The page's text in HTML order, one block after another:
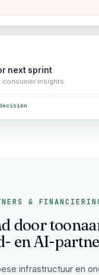
next sprint
consumer insights
&
door
en AI-
infrastructuur en